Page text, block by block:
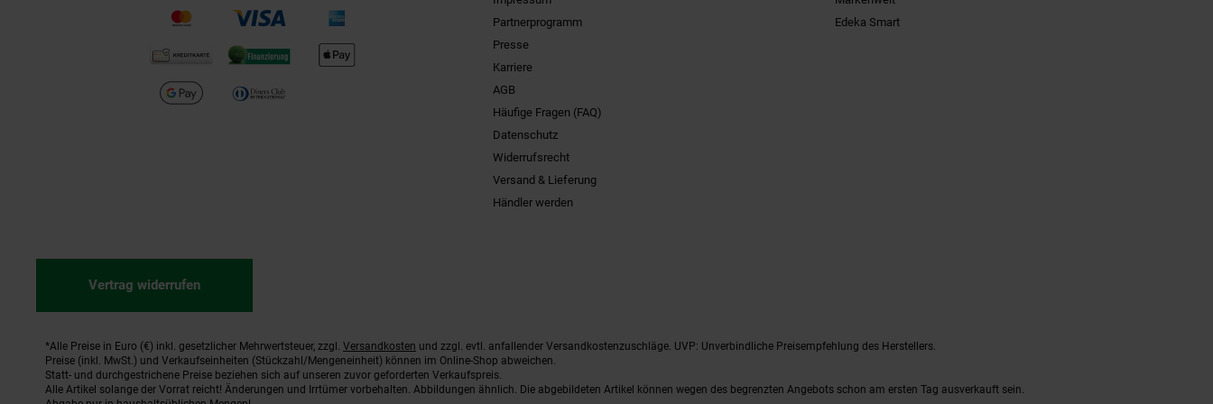
Partnerprogramm
Presse
Karriere
AGB
Häufige Fragen (FAQ)
Datenschutz
Widerrufsrecht
Versand & Lieferung
Händler werden
Edeka Smart
Vertrag widerrufen
Fußnoten
*Alle Preise in Euro (€) inkl. gesetzlicher Mehrwertsteuer, zzgl. Versandkosten und zzgl. evtl. anfallender Versandkostenzuschläge. UVP: Unverbindliche Preisempfehlung des Herstellers.
Preise (inkl. MwSt.) und Verkaufseinheiten (Stückzahl/Mengeneinheit) können im Online-Shop abweichen.
Statt- und durchgestrichene Preise beziehen sich auf unseren zuvor geforderten Verkaufspreis.
Alle Artikel solange der Vorrat reicht! Änderungen und Irrtümer vorbehalten. Abbildungen ähnlich. Die abgebildeten Artikel können wegen des begrenzten Angebots schon am ersten Tag ausverkauft sein.